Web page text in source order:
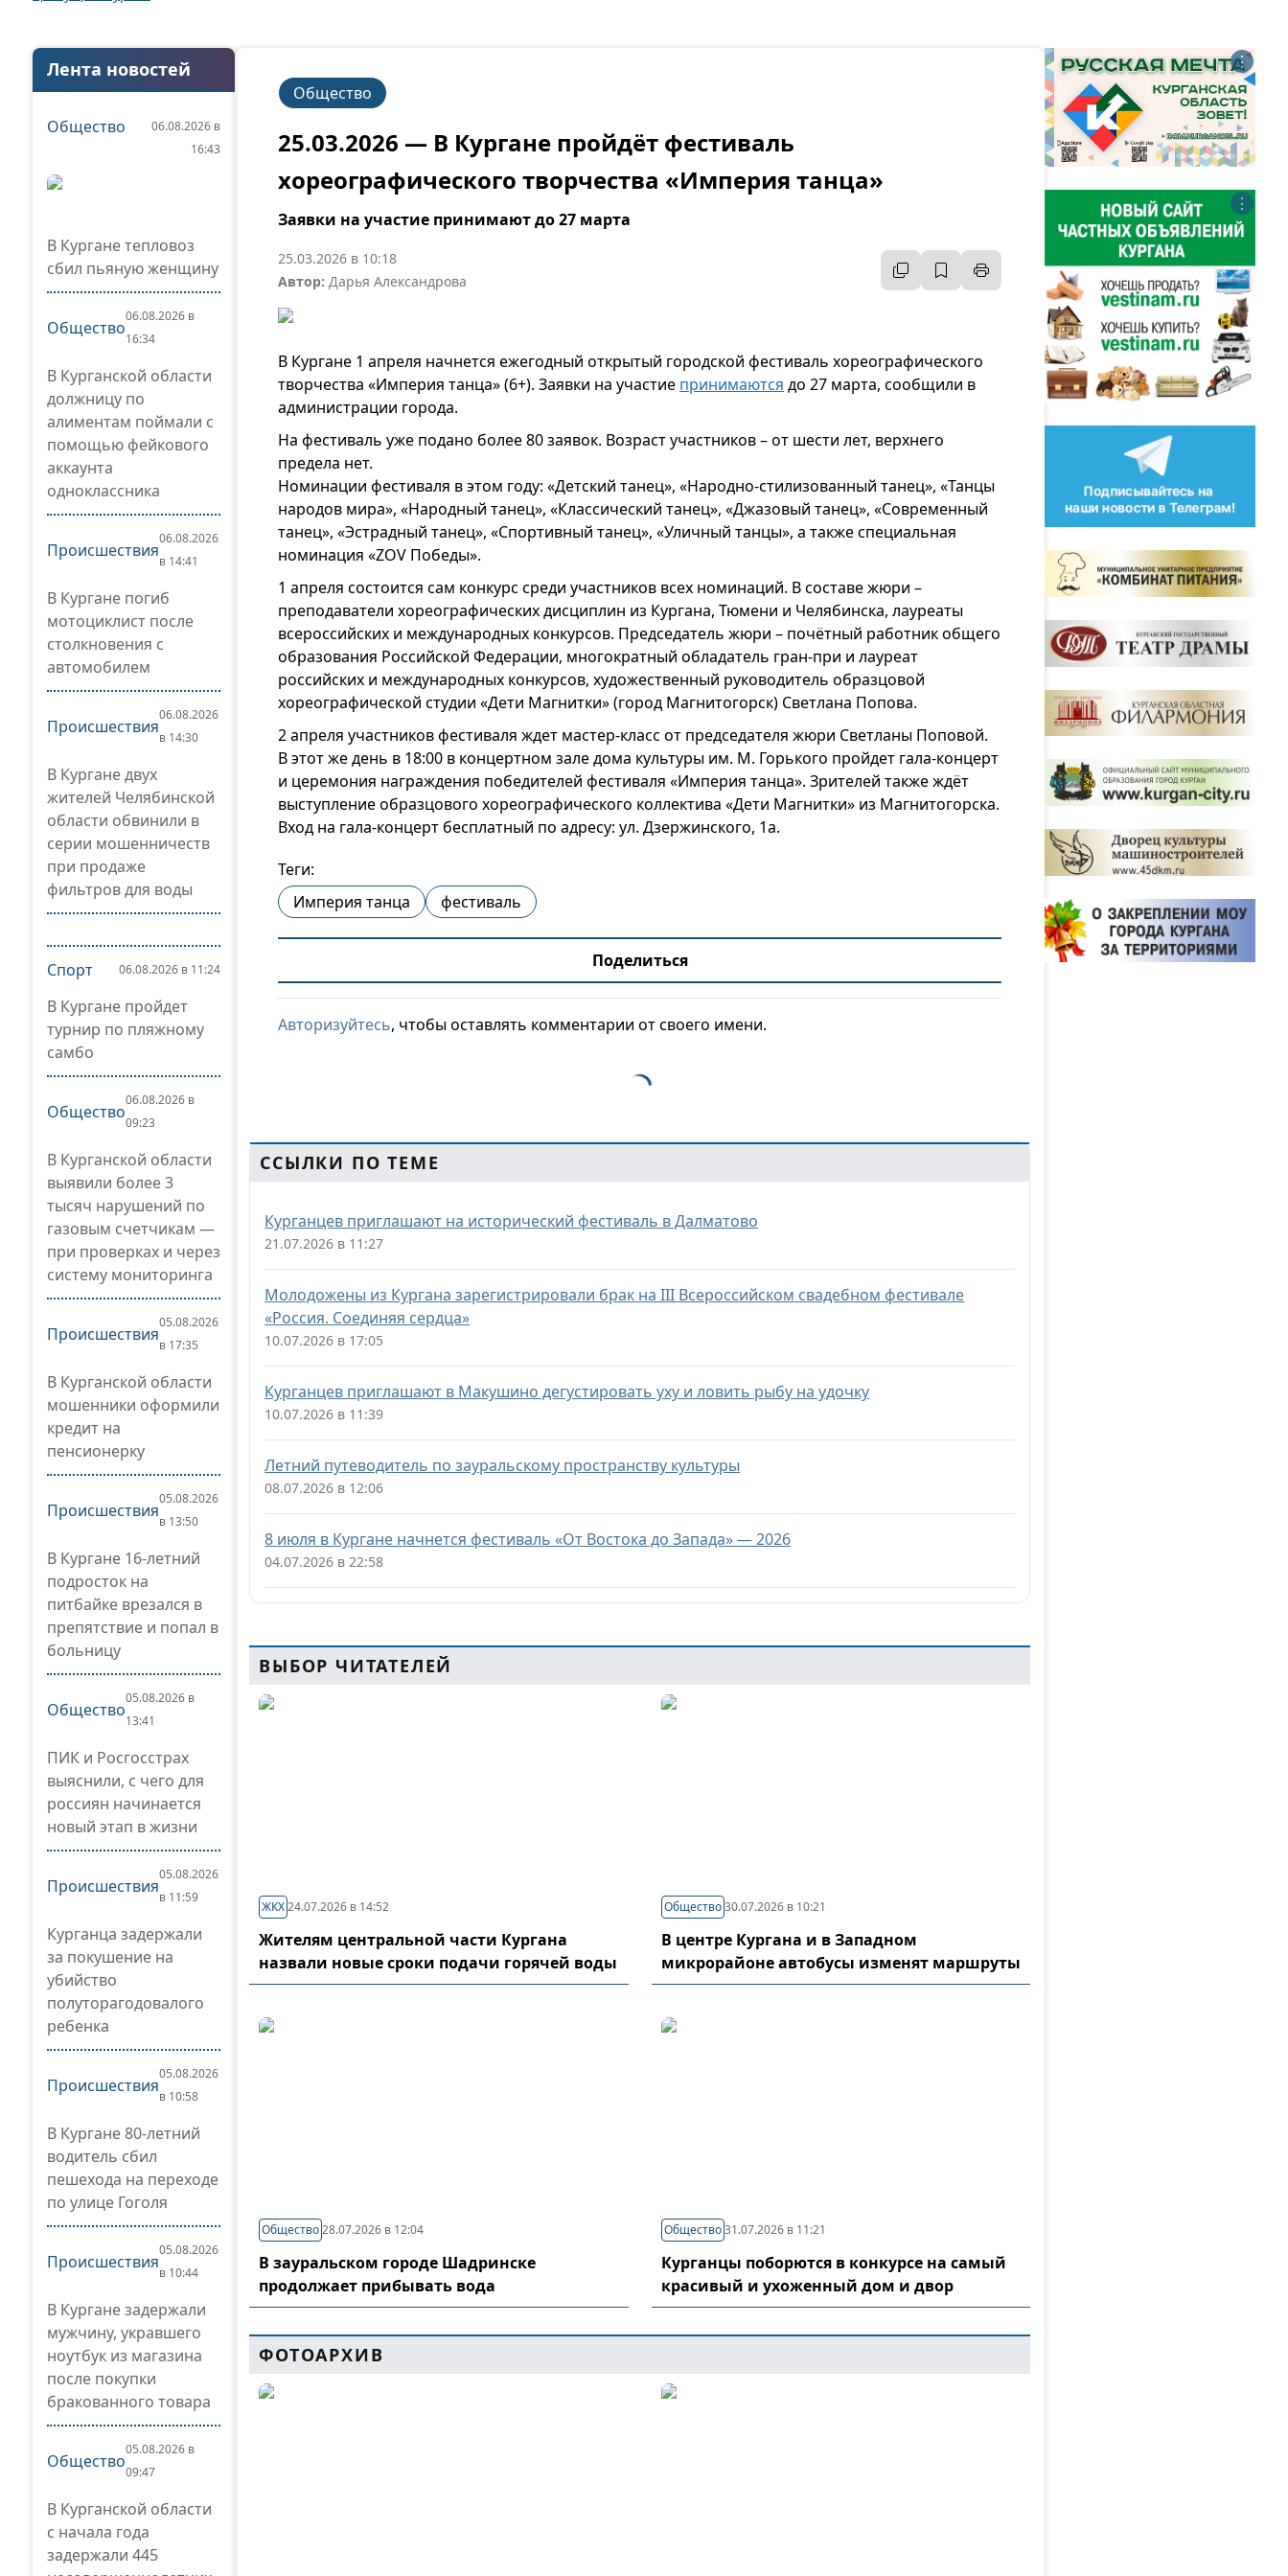
Лента новостей
Общество
06.08.2026 в
16:43
В Кургане тепловоз
сбил пьяную женщину
Общество
06.08.2026 в
16:34
В Курганской области
должницу по
алиментам поймали с
помощью фейкового
аккаунта
одноклассника
Происшествия
06.08.2026
в 14:41
В Кургане погиб
мотоциклист после
столкновения с
автомобилем
Происшествия
06.08.2026
в 14:30
В Кургане двух
жителей Челябинской
области обвинили в
серии мошенничеств
при продаже
фильтров для воды
Спорт 06.08.2026 в 11:24
В Кургане пройдет
турнир по пляжному
самбо
Общество
06.08.2026 в
09:23
В Курганской области
выявили более 3
тысяч нарушений по
газовым счетчикам —
при проверках и через
систему мониторинга
Происшествия
05.08.2026
в 17:35
В Курганской области
мошенники оформили
кредит на
пенсионерку
Происшествия
05.08.2026
в 13:50
В Кургане 16-летний
подросток на
питбайке врезался в
препятствие и попал в
больницу
Общество
05.08.2026 в
13:41
ПИК и Росгосстрах
выяснили, с чего для
россиян начинается
новый этап в жизни
Происшествия
05.08.2026
в 11:59
Курганца задержали
за покушение на
убийство
полуторагодовалого
ребенка
Происшествия
05.08.2026
в 10:58
В Кургане 80-летний
водитель сбил
пешехода на переходе
по улице Гоголя
Происшествия
05.08.2026
в 10:44
В Кургане задержали
мужчину, укравшего
ноутбук из магазина
после покупки
бракованного товара
Общество
05.08.2026 в
09:47
В Курганской области
с начала года
задержали 445
Общество
25.03.2026 — В Кургане пройдёт фестиваль
хореографического творчества «Империя танца»
Заявки на участие принимают до 27 марта
25.03.2026 в 10:18
Автор: Дарья Александрова
В Кургане 1 апреля начнется ежегодный открытый городской фестиваль хореографического
творчества «Империя танца» (6+). Заявки на участие принимаются до 27 марта, сообщили в
администрации города.
На фестиваль уже подано более 80 заявок. Возраст участников – от шести лет, верхнего
предела нет.
Номинации фестиваля в этом году: «Детский танец», «Народно-стилизованный танец», «Танцы
народов мира», «Народный танец», «Классический танец», «Джазовый танец», «Современный
танец», «Эстрадный танец», «Спортивный танец», «Уличный танцы», а также специальная
номинация «ZOV Победы».
1 апреля состоится сам конкурс среди участников всех номинаций. В составе жюри –
преподаватели хореографических дисциплин из Кургана, Тюмени и Челябинска, лауреаты
всероссийских и международных конкурсов. Председатель жюри – почётный работник общего
образования Российской Федерации, многократный обладатель гран-при и лауреат
российских и международных конкурсов, художественный руководитель образцовой
хореографической студии «Дети Магнитки» (город Магнитогорск) Светлана Попова.
2 апреля участников фестиваля ждет мастер-класс от председателя жюри Светланы Поповой.
В этот же день в 18:00 в концертном зале дома культуры им. М. Горького пройдет гала-концерт
и церемония награждения победителей фестиваля «Империя танца». Зрителей также ждёт
выступление образцового хореографического коллектива «Дети Магнитки» из Магнитогорска.
Вход на гала-концерт бесплатный по адресу: ул. Дзержинского, 1а.
Теги:
Империя танца
фестиваль
Поделиться
Авторизуйтесь, чтобы оставлять комментарии от своего имени.
ССЫЛКИ ПО ТЕМЕ
Курганцев приглашают на исторический фестиваль в Далматово
21.07.2026 в 11:27
Молодожены из Кургана зарегистрировали брак на III Всероссийском свадебном фестивале
«Россия. Соединяя сердца»
10.07.2026 в 17:05
Курганцев приглашают в Макушино дегустировать уху и ловить рыбу на удочку
10.07.2026 в 11:39
Летний путеводитель по зауральскому пространству культуры
08.07.2026 в 12:06
8 июля в Кургане начнется фестиваль «От Востока до Запада» — 2026
04.07.2026 в 22:58
ВЫБОР ЧИТАТЕЛЕЙ
ЖКХ24.07.2026 в 14:52
Жителям центральной части Кургана
назвали новые сроки подачи горячей воды
Общество 30.07.2026 в 10:21
В центре Кургана и в Западном
микрорайоне автобусы изменят маршруты
Общество28.07.2026 в 12:04
В зауральском городе Шадринске
продолжает прибывать вода
Общество 31.07.2026 в 11:21
Курганцы поборются в конкурсе на самый
красивый и ухоженный дом и двор
ФОТОАРХИВ
⋮
⋮